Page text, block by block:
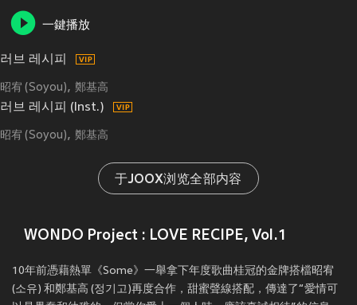
一鍵播放
러브 레시피
昭宥 (Soyou) 鄭基高
러브 레시피 (Inst.)
昭宥 (Soyou) 鄭基高
于JOOX浏览全部内容
WONDO Project : LOVE RECIPE, Vol.1
‌10年前憑藉熱單《Some》一舉拿下年度歌曲桂冠的金牌搭檔昭宥
(소유) 和鄭基高 (정기고)再度合作，甜蜜聲線搭配，傳達了“愛情可